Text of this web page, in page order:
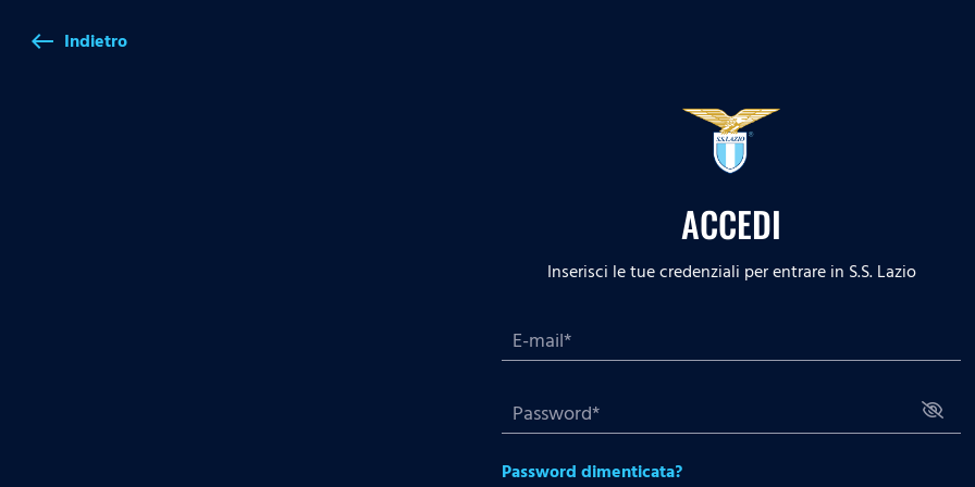
west Indietro
ACCEDI
Inserisci le tue credenziali per entrare in S.S. Lazio
Password dimenticata?